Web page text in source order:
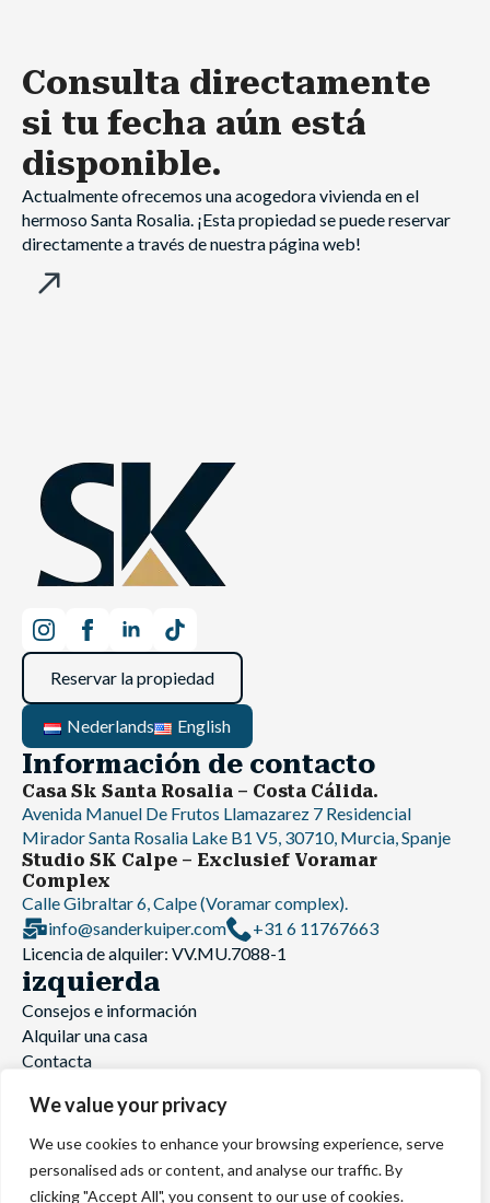
We value your privacy
We use cookies to enhance your browsing experience, serve
personalised ads or content, and analyse our traffic. By
clicking "Accept All", you consent to our use of cookies.
Consulta directamente
si tu fecha aún está
disponible.
Actualmente ofrecemos una acogedora vivienda en el
hermoso Santa Rosalia. ¡Esta propiedad se puede reservar
directamente a través de nuestra página web!
Reservar la propiedad
Nederlands English
Información de contacto
Casa Sk Santa Rosalia – Costa Cálida.
Avenida Manuel De Frutos Llamazarez 7 Residencial
Mirador Santa Rosalia Lake B1 V5, 30710, Murcia, Spanje
Studio SK Calpe – Exclusief Voramar
Complex
Calle Gibraltar 6, Calpe (Voramar complex).
info@sanderkuiper.com
+31 6 11767663
Licencia de alquiler: VV.MU.7088-1
izquierda
Consejos e información
Alquilar una casa
Contacta
© skcostablanca 2026 Todos los derechos reservados.
Condiciones Generales|Declaración de Privacidad